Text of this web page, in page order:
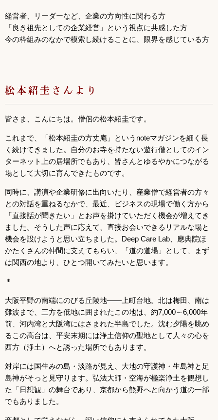
経営者、リーダーなど、企業の方向性に関わる方
「良き祖先としての企業経営」という視点に共感した方
今の枠組みのなかで模索し続けることに、限界を感じている方
松本紹圭さんより
皆さま、こんにちは。僧侶の松本紹圭です。
これまで、「松本紹圭の方丈庵」というnoteマガジンを細く長
く続けてきました。自分のお寺を持たない遊行僧としてのイン
ターネット上の居場所でもあり、皆さんとゆるやかにつながる
場として大切に育んできたものです。
同時に、講演や企業研修に出向いたり、産業僧で経営者の方々
との対話を重ねるなかで、最近、ビジネスの現場で働く方から
「直接話が聞きたい」とお声を掛けていただく機会が増えてき
ました。そうした声に応えて、直接お会いできるリアルな場と
機会を設けようと思い立ちました。Deep Care Lab、應典院ほ
かたくさんの仲間に支えてもらい、「道の道場」として、まず
は関西の地より、ひとつ開いてみたいと思います。
＊
大阪平野の南端にのびる丘陵地――上町台地。北は梅田、南は
難波まで、三方を低地に囲まれたこの地は、約7,000～6,000年
前、河内湾と大阪湾にはさまれた半島でした。沈む夕陽を眺め
るこの高台は、平安末期には浄土信仰の聖地として人々の心を
西方（浄土）へと誘った場所でもあります。
対岸には国生みの島・淡路が見え、大地の守護神・生島神と足
島神がそっと見守ります。弘法大師・空海が極楽浄土を観想し
た「日想観」の舞台であり、京都から熊野へと向かう道の一部
でもありました。